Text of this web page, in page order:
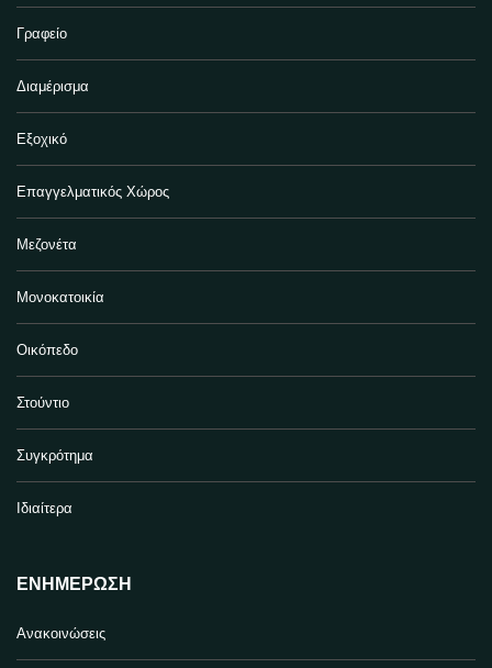
Γραφείο
Διαμέρισμα
Εξοχικό
Επαγγελματικός Χώρος
Μεζονέτα
Μονοκατοικία
Οικόπεδο
Στούντιο
Συγκρότημα
Ιδιαίτερα
ΕΝΗΜΈΡΩΣΗ
Ανακοινώσεις